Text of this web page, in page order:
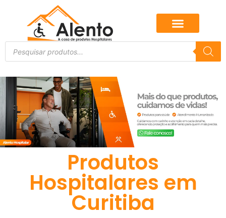
Produtos
Hospitalares em
Curitiba